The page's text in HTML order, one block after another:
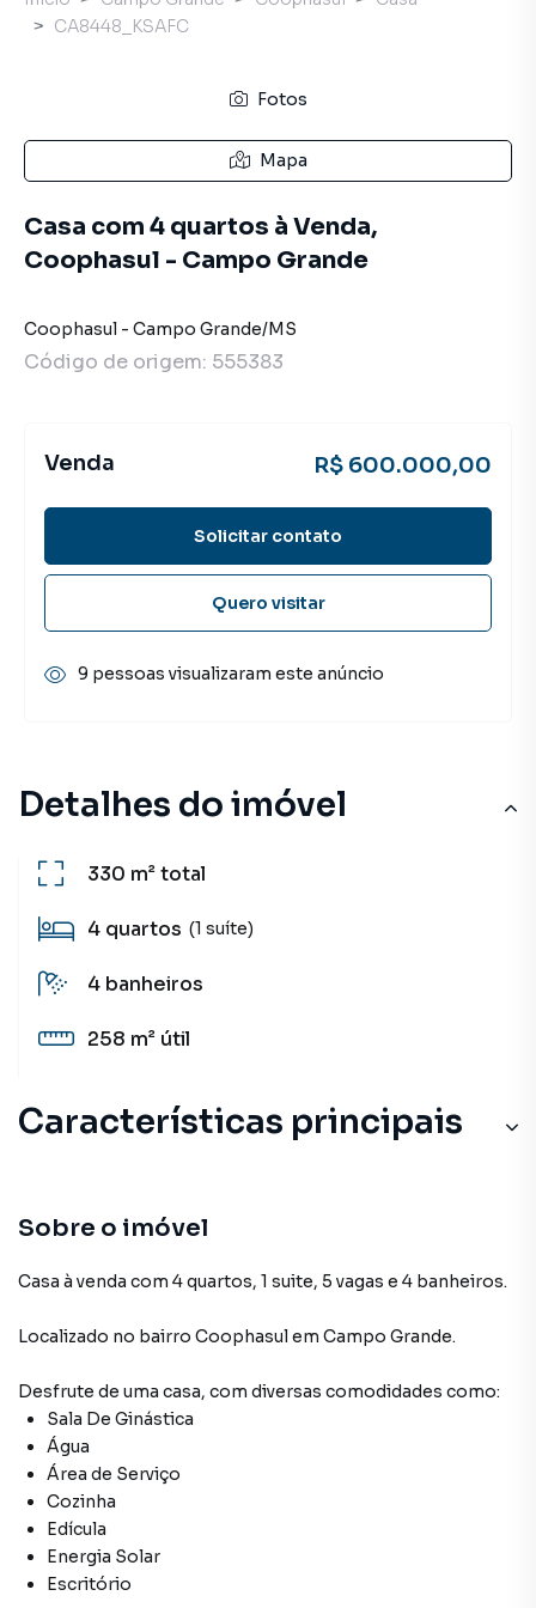
Detalhes do imóvel
330 m²total
4 quartos (1 suíte)
4 banheiros
258 m² útil
Características principais
Sobre o imóvel
Casa à venda com 4 quartos, 1 suite, 5 vagas e 4 banheiros.
Localizado no bairro Coophasulem Campo Grande.
Desfrute de uma casa, com diversas comodidades como:
Sala De Ginástica
Água
Área de Serviço
Cozinha
Edícula
Energia Solar
Escritório
CA8448_KSAFC
Fotos
Mapa
Casa com 4 quartos à Venda,
Coophasul - Campo Grande
Coophasul - Campo Grande/MS
Código de origem: 555383
Venda R$ 600.000,00
Solicitar contato
Quero visitar
9 pessoas visualizaram este anúncio